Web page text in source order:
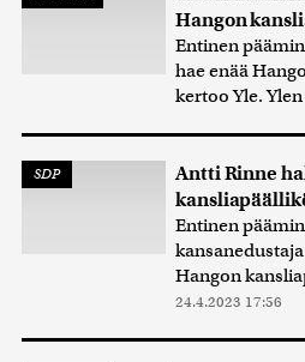
Hangon
Entinen
hae enää
kertoo Yle.
SDP
Antti Rinne
Entinen
Hangon
24.4.2023 17:56